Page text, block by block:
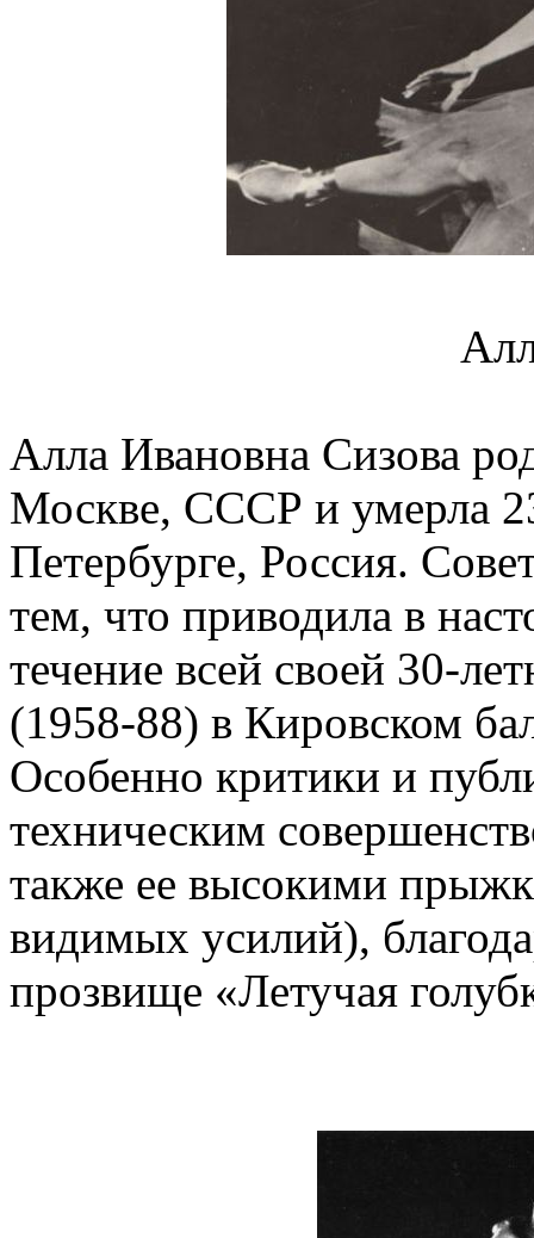
Алла Ивановна Сизова
Москве, СССР и умерла
Петербурге, Россия.
тем, что приводила в
течение всей своей 30-
(1958-88) в Кировском
Особенно критики и
техническим
также ее высокими
видимых усилий),
прозвище «Летучая